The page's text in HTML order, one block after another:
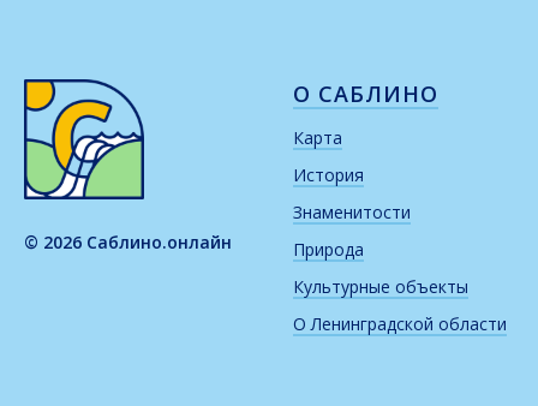
© 2026 Саблино.онлайн
О САБЛИНО
Карта
История
Знаменитости
Природа
Культурные объекты
О Ленинградской области